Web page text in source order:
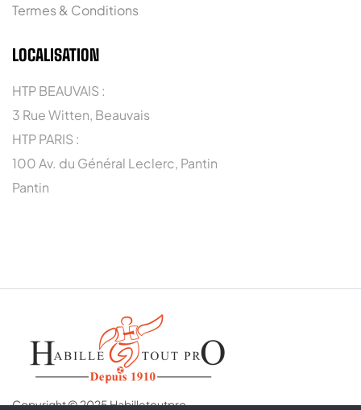
Termes & Conditions
LOCALISATION
HTP BEAUVAIS :
3 Rue Witten, Beauvais
HTP PARIS :
100 Av. du Général Leclerc, Pantin
Pantin
Copyright © 2025 Habilletoutpro